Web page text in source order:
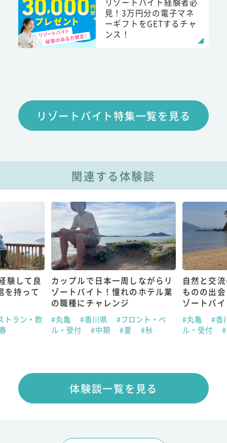
見！3万円分の電子マネ
ーギフトをGETするチャ
ンス！
リゾートバイト特集一覧を見る
関連する体験談
験して良
を持って
トラン・飲
カップルで日本一周しながらリ
ゾートバイト！憧れのホテル業
の職種にチャレンジ
#丸亀 #香川県
#フロント・ベ
ル・受付
#中期 #夏 #秋
自然と交
ものの出
ゾートバ
#丸亀
#香
ル・受付
体験談一覧を見る